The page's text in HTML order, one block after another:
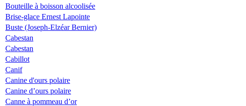
Bouteille à boisson alcoolisée
Brise-glace Ernest Lapointe
Buste (Joseph-Elzéar Bernier)
Cabestan
Cabestan
Cabillot
Canif
Canine d'ours polaire
Canine d’ours polaire
Canne à pommeau d’or